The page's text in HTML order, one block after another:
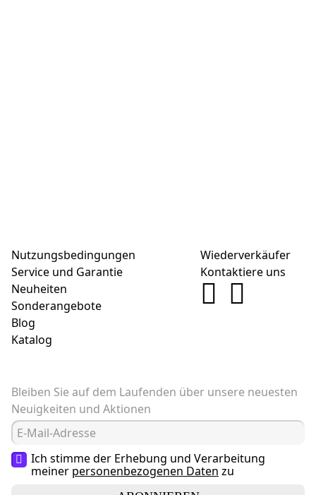
Nutzungsbedingungen
Service und Garantie
Neuheiten
Sonderangebote
Blog
Katalog
Wiederverkäufer
Kontaktiere uns
Bleiben Sie auf dem Laufenden über unsere neuesten
Neuigkeiten und Aktionen
Ich stimme der Erhebung und Verarbeitung
meiner personenbezogenen Daten zu